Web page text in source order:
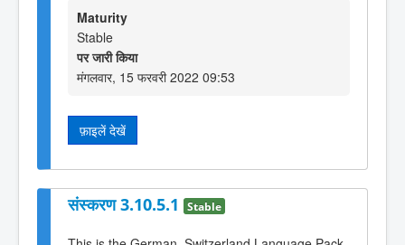
Maturity
Stable
पर जारी किया
मंगलवार, 15 फरवरी 2022 09:53
फ़ाइलें देखें
संस्करण 3.10.5.1 Stable